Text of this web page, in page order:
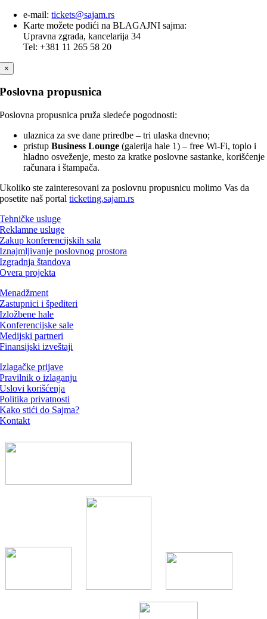
e-mail:tickets@sajam.rs
Karte možete podići na BLAGAJNI sajma:
Upravna zgrada, kancelarija 34
Tel: +381 11 265 58 20
×
Poslovna propusnica
Poslovna propusnica pruža sledeće pogodnosti:
ulaznica za sve dane priredbe – tri ulaska dnevno;
pristupBusiness Lounge (galerija hale 1) – free Wi-Fi, toplo i
hladno osveženje, mesto za kratke poslovne sastanke, korišćenje
računara i štampača.
Ukoliko ste zainteresovani za poslovnu propusnicu molimo Vas da
posetite naš portalticketing.sajam.rs
Tehničke usluge
Reklamne usluge
Zakup konferencijskih sala
Iznajmljivanje poslovnog prostora
Izgradnja štandova
Overa projekta
Menadžment
Zastupnici i špediteri
Izložbene hale
Konferencijske sale
Medijski partneri
Finansijski izveštaji
Izlagačke prijave
Pravilnik o izlaganju
Uslovi korišćenja
Politika privatnosti
Kako stići do Sajma?
Kontakt